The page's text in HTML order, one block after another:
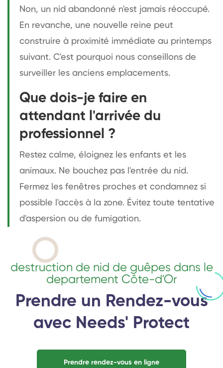
Non, un nid abandonné n'est jamais réoccupé.
En revanche, une nouvelle reine peut
construire à proximité immédiate au printemps
suivant. C'est pourquoi nous conseillons de
surveiller les anciens emplacements.
Que dois-je faire en
attendant l'arrivée du
professionnel ?
Restez calme, éloignez les enfants et les
animaux. Ne bouchez pas l'entrée du nid.
Fermez les fenêtres proches et condamnez si
possible l'accès à la zone. Évitez toute tentative
d'aspersion ou de fumigation.
destruction de nid de guêpes dans le
departement Côte-d'Or
Prendre un Rendez-vous
avec Needs' Protect
Prendre rendez-vous en ligne